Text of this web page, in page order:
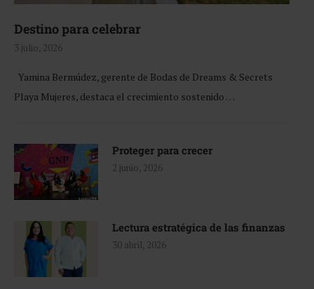
Destino para celebrar
3 julio, 2026
Yamina Bermúdez, gerente de Bodas de Dreams & Secrets
Playa Mujeres, destaca el crecimiento sostenido …
Proteger para crecer
2 junio, 2026
Lectura estratégica de las finanzas
30 abril, 2026